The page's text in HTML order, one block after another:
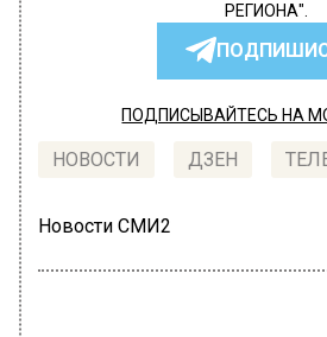
РЕГИОНА".
ПОДПИСЫВАЙТЕСЬ НА
НОВОСТИ ДЗЕН
Новости СМИ2